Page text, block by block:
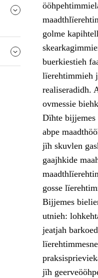
golme
buerkiestieh
lïerehtimmieh
realiseradidh.
ovmessie
Dïhte bijjemes
abpe
jïh skuvlen
gaajhkide
gosse
Bijjemes
utnieh:
jeatjah
jïh